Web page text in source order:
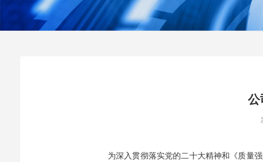
公
为深入贯彻落实党的二十大精神和《质量